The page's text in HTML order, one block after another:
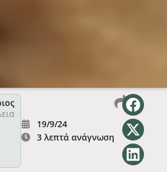
19/9/24
3 λεπτά ανάγνωση